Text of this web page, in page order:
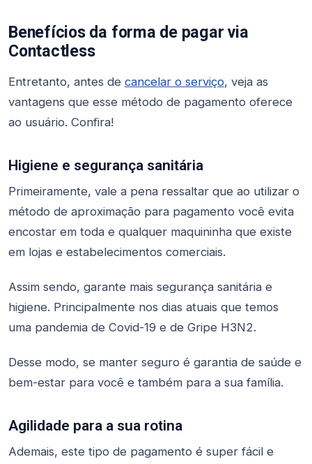
Benefícios da forma de pagar via
Contactless
Entretanto, antes de cancelar o serviço, veja as
vantagens que esse método de pagamento oferece
ao usuário. Confira!
Higiene e segurança sanitária
Primeiramente, vale a pena ressaltar que ao utilizar o
método de aproximação para pagamento você evita
encostar em toda e qualquer maquininha que existe
em lojas e estabelecimentos comerciais.
Assim sendo, garante mais segurança sanitária e
higiene. Principalmente nos dias atuais que temos
uma pandemia de Covid-19 e de Gripe H3N2.
Desse modo, se manter seguro é garantia de saúde e
bem-estar para você e também para a sua família.
Agilidade para a sua rotina
Ademais, este tipo de pagamento é super fácil e